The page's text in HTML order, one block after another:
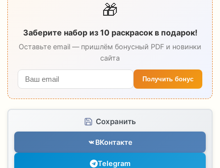
🎁
Заберите набор из 10 раскрасок в подарок!
Оставьте email — пришлём бонусный PDF и новинки
сайта
Получить бонус
Сохранить
ВКонтакте
Telegram